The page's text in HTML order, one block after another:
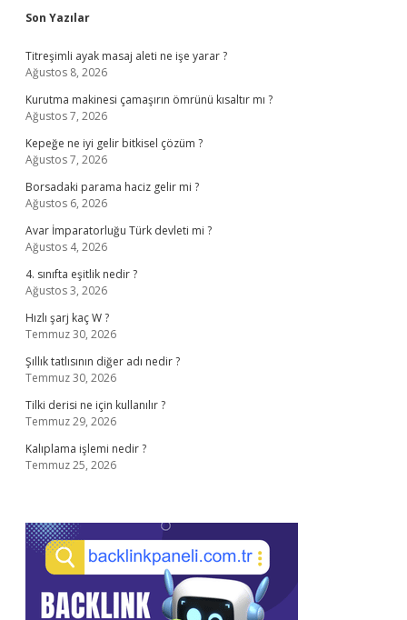
Sidebar
Son Yazılar
Titreşimli ayak masaj aleti ne işe yarar ?
Ağustos 8, 2026
Kurutma makinesi çamaşırın ömrünü kısaltır mı ?
Ağustos 7, 2026
Kepeğe ne iyi gelir bitkisel çözüm ?
Ağustos 7, 2026
Borsadaki parama haciz gelir mi ?
Ağustos 6, 2026
Avar İmparatorluğu Türk devleti mi ?
Ağustos 4, 2026
4. sınıfta eşitlik nedir ?
Ağustos 3, 2026
Hızlı şarj kaç W ?
Temmuz 30, 2026
Şıllık tatlısının diğer adı nedir ?
Temmuz 30, 2026
Tilki derisi ne için kullanılır ?
Temmuz 29, 2026
Kalıplama işlemi nedir ?
Temmuz 25, 2026